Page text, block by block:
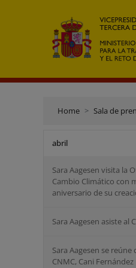
Home Sala de
abril
Sara Aagesen visita la
Cambio Climático con
aniversario de su
Sara Aagesen asiste al
Sara Aagesen se
CNMC, Cani Fernández